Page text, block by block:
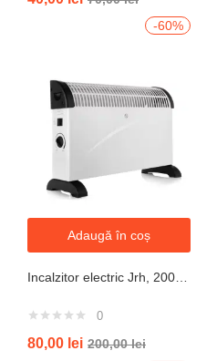
-60%
Adaugă în coș
Incalzitor electric Jrh, 2000W, 3 trepte de putere, termostat, 340x140x570 mm, alb
0
80,00 lei 200,00lei